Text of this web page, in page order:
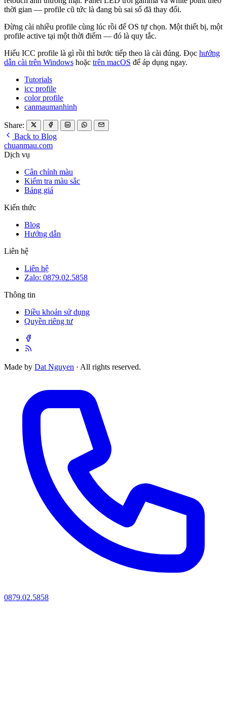
thời gian — profile cũ tức là đang bù sai số đã thay đổi.
Đừng cài nhiều profile cùng lúc rồi để OS tự chọn. Một thiết bị, một
profile active tại một thời điểm — đó là quy tắc.
Hiểu ICC profile là gì rồi thì bước tiếp theo là cài đúng. Đọc hướng
dẫn cài trên Windows hoặc trên macOS để áp dụng ngay.
Tutorials
icc profile
color profile
canmaumanhinh
Share:
Back to Blog
chuanmau.com
Dịch vụ
Cân chỉnh màu
Kiểm tra màu sắc
Bảng giá
Kiến thức
Blog
Hướng dẫn
Liên hệ
Liên hệ
Zalo: 0879.02.5858
Thông tin
Điều khoản sử dụng
Quyền riêng tư
Made by Dat Nguyen · All rights reserved.
0879.02.5858